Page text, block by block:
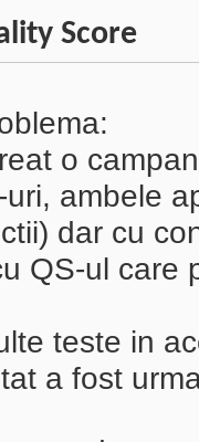
Score
o
ambele
dar cu
QS-ul care
teste in
a fost